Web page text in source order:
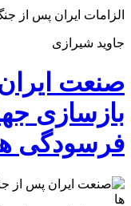
ایران
ترمیم
ها
الزامات ایران پس از
جاوید شیرازی
صنعت
بازسازی
فرسودگی